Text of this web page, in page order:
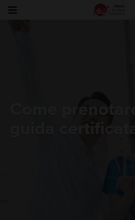
Come
guida certificata